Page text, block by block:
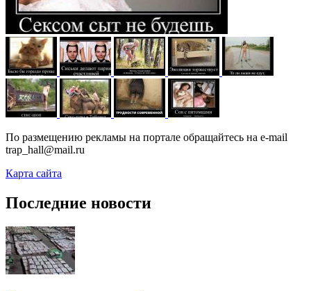
По размещению рекламы на портале обращайтесь на e-mail
trap_hall@mail.ru
Карта сайта
Последние новости